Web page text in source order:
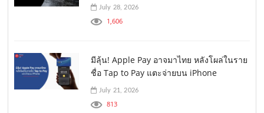
July 28, 2026
1,606
มีลุ้น! Apple Pay อาจมาไทย หลังโผล่ในราย
ชื่อ Tap to Pay แตะจ่ายบน iPhone
July 21, 2026
813